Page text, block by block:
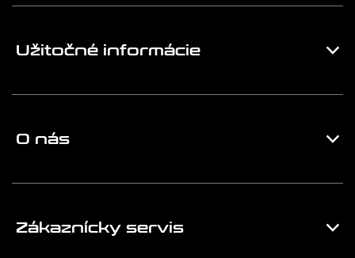
Užitočné informácie
O nás
Zákaznícky servis